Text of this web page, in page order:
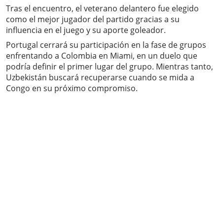
Tras el encuentro, el veterano delantero fue elegido
como el mejor jugador del partido gracias a su
influencia en el juego y su aporte goleador.
Portugal cerrará su participación en la fase de grupos
enfrentando a Colombia en Miami, en un duelo que
podría definir el primer lugar del grupo. Mientras tanto,
Uzbekistán buscará recuperarse cuando se mida a
Congo en su próximo compromiso.